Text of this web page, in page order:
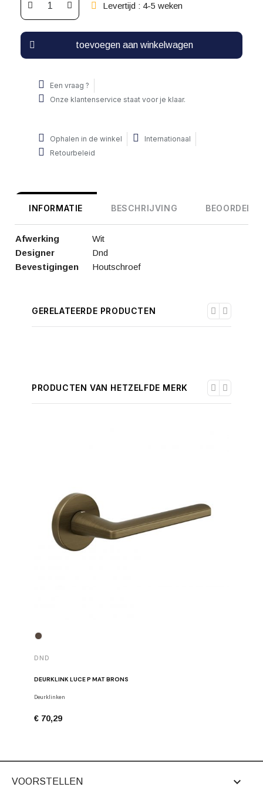
Levertijd : 4-5 weken
toevoegen aan winkelwagen
Een vraag ?
Onze klantenservice staat voor je klaar.
Ophalen in de winkel
Internationaal
Retourbeleid
INFORMATIE BESCHRIJVING
Afwerking
Wit
Designer
Dnd
Bevestigingen
Houtschroef
GERELATEERDE PRODUCTEN
PRODUCTEN VAN HETZELFDE MERK
DND
DEURKLINK LUCE P MAT BRONS
Deurklinken
€ 70,29
VOORSTELLEN 